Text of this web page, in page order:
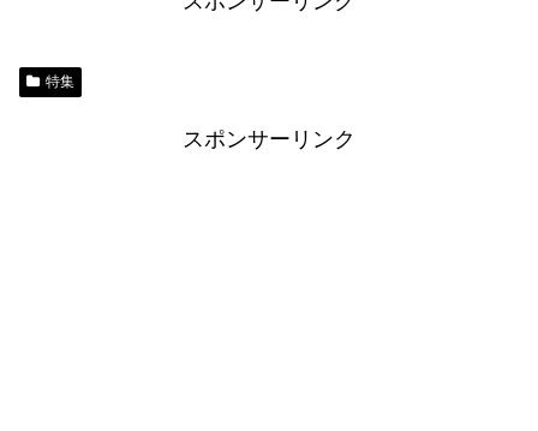
特集
スポンサーリンク